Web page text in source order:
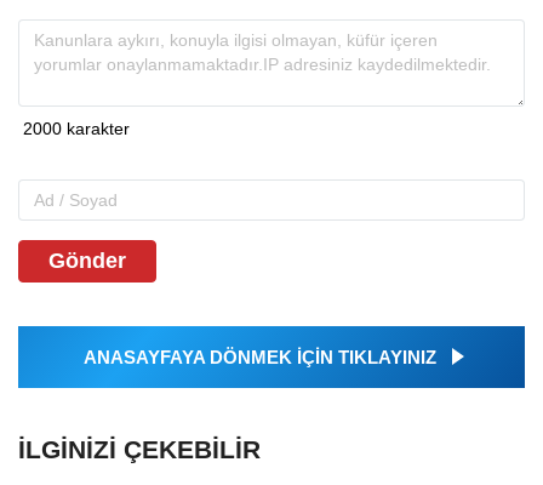
Gönder
ANASAYFAYA DÖNMEK İÇİN TIKLAYINIZ
İLGINIZI ÇEKEBILIR